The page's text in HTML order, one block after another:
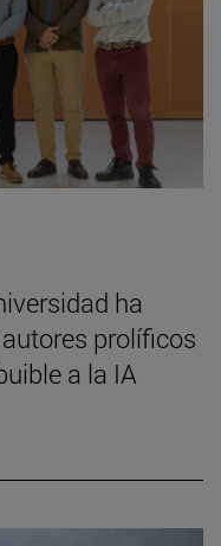
ha
prolíficos
a la IA